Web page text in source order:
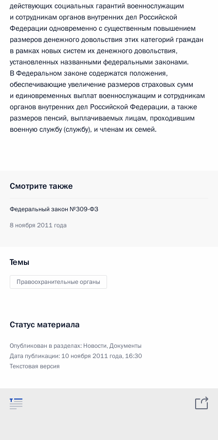
действующих социальных гарантий военнослужащим
и сотрудникам органов внутренних дел Российской
Федерации одновременно с существенным повышением
размеров денежного довольствия этих категорий граждан
в рамках новых систем их денежного довольствия,
установленных названными федеральными законами.
В Федеральном законе содержатся положения,
обеспечивающие увеличение размеров страховых сумм
и единовременных выплат военнослужащим и сотрудникам
органов внутренних дел Российской Федерации, а также
размеров пенсий, выплачиваемых лицам, проходившим
военную службу (службу), и членам их семей.
Смотрите также
Федеральный закон №309-ФЗ
8 ноября 2011 года
Темы
Правоохранительные органы
Статус материала
Опубликован в разделах: Новости,Документы
Дата публикации: 10 ноября 2011 года, 16:30
Текстовая версия